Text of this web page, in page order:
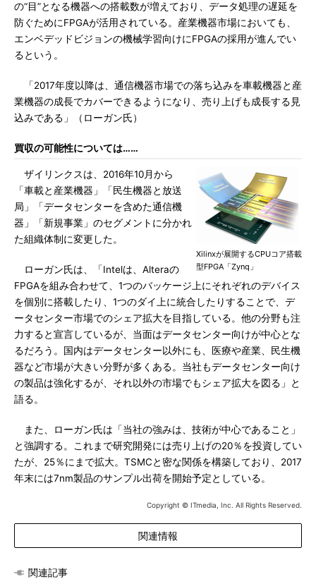
の“目”となる機器への搭載数が増えており、データ処理の遅延を
防ぐためにFPGAが活用されている。産業機器市場においても、
エンベデッドビジョンの機械学習向けにFPGAの採用が進んでい
るという。
「2017年度以降は、通信機器市場での落ち込みを車載機器と産
業機器の成長でカバーできるようになり、売り上げも成長する見
込みである」（ローガン氏）
買収の可能性については……
Xilinxが展開するCPUコア搭載
型FPGA「Zynq」
ザイリンクスは、2016年10月から
「車載と産業機器」「民生機器と放送
局」「データセンターを含めた通信機
器」「新規事業」のセグメントに分かれ
た組織体制に変更した。
ローガン氏は、「Intelは、Alteraの
FPGAを組み合わせて、1つのバッケージ上にそれぞれのデバイス
を個別に搭載したり、1つのダイ上に統合したりすることで、デ
ータセンター市場でのシェア拡大を目指している。他の分野も注
力すると宣言しているが、当面はデータセンター向けが中心とな
るだろう。国内はデータセンター以外にも、医療や産業、民生機
器など市場が大きい分野が多くある。当社もデータセンター向け
の製品は強化するが、それ以外の市場でもシェア拡大を図る」と
語る。
また、ローガン氏は「当社の強みは、技術が中心であること」
と強調する。これまで研究開発には売り上げの20％を投資してい
たが、25％にまで拡大。TSMCと密な関係を構築しており、2017
年末には7nm製品のサンプル出荷を開始予定としている。
Copyright © ITmedia, Inc. All Rights Reserved.
関連情報
関連記事